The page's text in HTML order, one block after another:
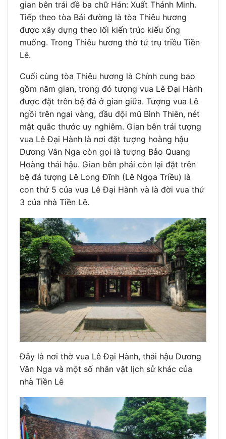
gian bên trái đề ba chữ Hán: Xuất Thánh Minh.
Tiếp theo tòa Bái đường là tòa Thiêu hương
được xây dựng theo lối kiến trúc kiểu ống
muống. Trong Thiêu hương thờ tứ trụ triều Tiền
Lê.
Cuối cùng tòa Thiêu hương là Chính cung bao
gồm năm gian, trong đó tượng vua Lê Đại Hành
được đặt trên bệ đá ở gian giữa. Tượng vua Lê
ngồi trên ngai vàng, đầu đội mũ Bình Thiên, nét
mặt quắc thước uy nghiêm. Gian bên trái tượng
vua Lê Đại Hành là nơi đặt tượng hoàng hậu
Dương Vân Nga còn gọi là tượng Bảo Quang
Hoàng thái hậu. Gian bên phải còn lại đặt trên
bệ đá tượng Lê Long Đĩnh (Lê Ngọa Triều) là
con thứ 5 của vua Lê Đại Hành và là đời vua thứ
3 của nhà Tiền Lê.
Đây là nơi thờ vua Lê Đại Hành, thái hậu Dương
Vân Nga và một số nhân vật lịch sử khác của
nhà Tiền Lê